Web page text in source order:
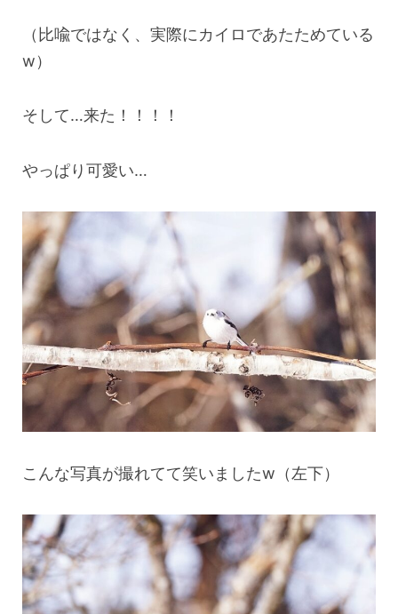
（比喩ではなく、実際にカイロであたためている
w）
そして…来た！！！！
やっぱり可愛い…
こんな写真が撮れてて笑いましたw（左下）